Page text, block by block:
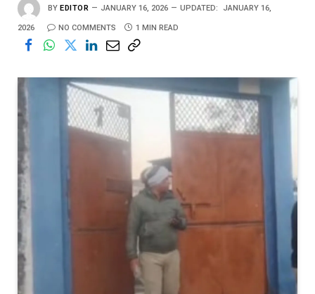
BY EDITOR JANUARY 16, 2026 UPDATED: JANUARY 16,
2026 NO COMMENTS 1 MIN READ